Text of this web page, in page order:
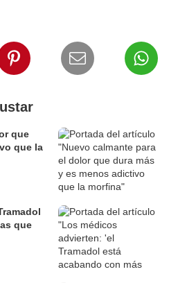
que
que la
que